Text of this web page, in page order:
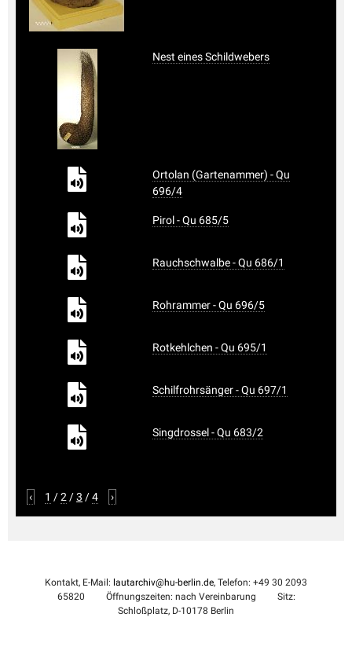
Nest eines Schildwebers
Ortolan (Gartenammer) - Qu
696/4
Pirol - Qu 685/5
Rauchschwalbe - Qu 686/1
Rohrammer - Qu 696/5
Rotkehlchen - Qu 695/1
Schilfrohrsänger - Qu 697/1
Singdrossel - Qu 683/2
‹ 1 /2 /3 /4 ›
Kontakt, E-Mail: lautarchiv@hu-berlin.de, Telefon: +49 30 2093
65820
Öffnungszeiten: nach Vereinbarung
Sitz:
Schloßplatz, D-10178 Berlin